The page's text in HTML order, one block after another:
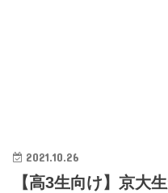
2021.10.26
【高3生向け】京大